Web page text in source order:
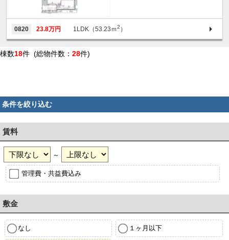
0820 23.8万円 1LDK（53.23ｍ2 ）
棟数18件 (総物件数： 28件)
条件を絞り込む
賃料
～
管理費・共益費込み
敷金
なし １ヶ月以下